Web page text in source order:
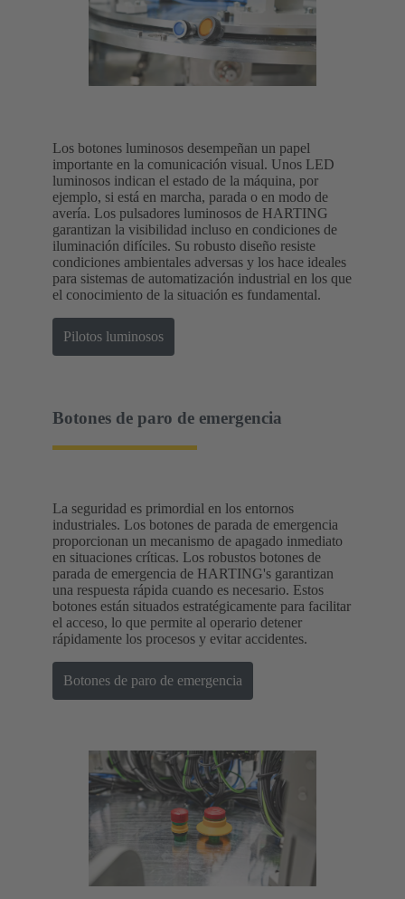
Los botones luminosos desempeñan un papel
importante en la comunicación visual. Unos LED
luminosos indican el estado de la máquina, por
ejemplo, si está en marcha, parada o en modo de
avería. Los pulsadores luminosos de HARTING
garantizan la visibilidad incluso en condiciones de
iluminación difíciles. Su robusto diseño resiste
condiciones ambientales adversas y los hace ideales
para sistemas de automatización industrial en los que
el conocimiento de la situación es fundamental.
Pilotos luminosos
Botones de paro de emergencia
La seguridad es primordial en los entornos
industriales. Los botones de parada de emergencia
proporcionan un mecanismo de apagado inmediato
en situaciones críticas. Los robustos botones de
parada de emergencia de HARTING's garantizan
una respuesta rápida cuando es necesario. Estos
botones están situados estratégicamente para facilitar
el acceso, lo que permite al operario detener
rápidamente los procesos y evitar accidentes.
Botones de paro de emergencia